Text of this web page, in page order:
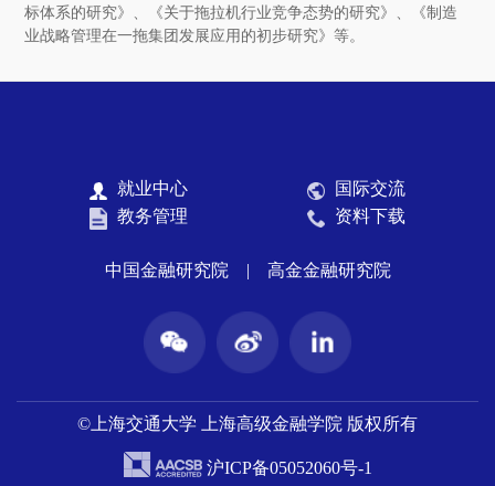
标体系的研究》、《关于拖拉机行业竞争态势的研究》、《制造
业战略管理在一拖集团发展应用的初步研究》等。
就业中心
国际交流
教务管理
资料下载
中国金融研究院 | 高金金融研究院
©上海交通大学 上海高级金融学院 版权所有
沪ICP备05052060号-1